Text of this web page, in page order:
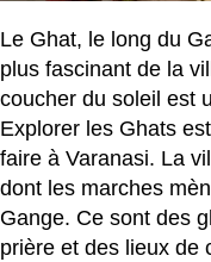
Le Ghat, le long du
plus fascinant de la
coucher du soleil est
Explorer les Ghats
faire à Varanasi. La
dont les marches
Gange. Ce sont des
prière et des lieux de